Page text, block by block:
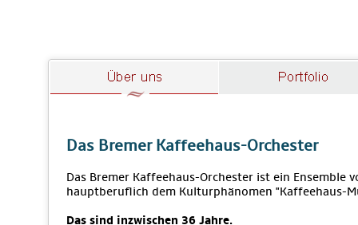
Das Bremer Kaffeehaus-Orchester
Das Bremer Kaffeehaus-Orchester ist ein
hauptberuflich dem Kulturphänomen "Kaffeehaus-
Das sind inzwischen 36 Jahre.